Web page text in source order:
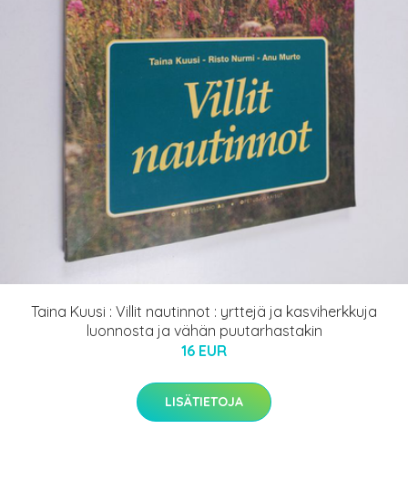
Taina Kuusi : Villit nautinnot : yrttejä ja kasviherkkuja
luonnosta ja vähän puutarhastakin
16 EUR
LISÄTIETOJA